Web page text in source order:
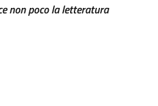
non poco la letteratura